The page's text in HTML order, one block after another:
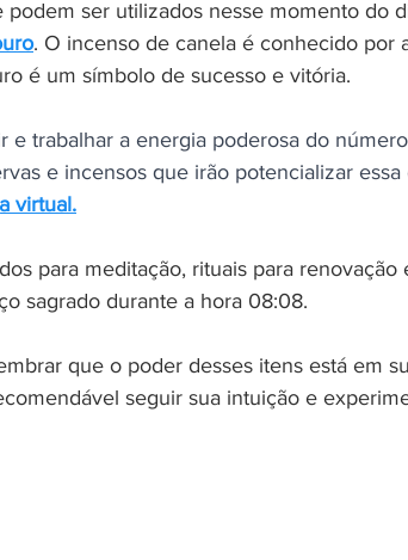
podem ser utilizados nesse momento do
. O incenso de canela é conhecido por
é um símbolo de sucesso e vitória.
e trabalhar a energia poderosa do
e incensos que irão potencializar
virtual.
para meditação, rituais para
sagrado durante a hora 08:08.
que o poder desses itens está em
seguir sua intuição e